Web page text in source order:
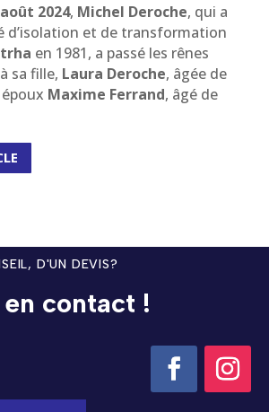
2024, Michel Deroche, qui a
d’isolation et de transformation
en 1981, a passé les rênes
sa fille, Laura Deroche, âgée de
Maxime Ferrand, âgé de
D'UN DEVIS?
contact !